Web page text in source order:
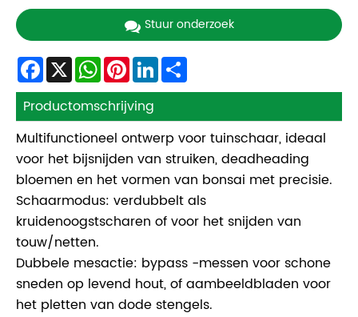
Stuur onderzoek
Facebook
X WhatsApp
Pinterest
LinkedIn
Productomschrijving
Multifunctioneel ontwerp voor tuinschaar, ideaal
voor het bijsnijden van struiken, deadheading
bloemen en het vormen van bonsai met precisie.
Schaarmodus: verdubbelt als
kruidenoogstscharen of voor het snijden van
touw/netten.
Dubbele mesactie: bypass -messen voor schone
sneden op levend hout, of aambeeldbladen voor
het pletten van dode stengels.